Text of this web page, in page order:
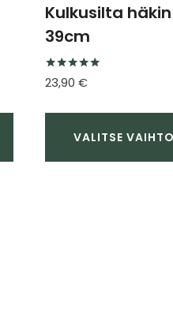
Kulkusilta
39cm
Arvostelu
tuotteesta:
/ 5
23,90 €
VALITSE